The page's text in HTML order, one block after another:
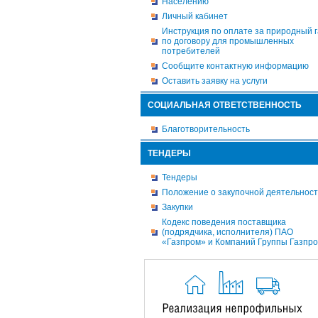
Личный кабинет
Инструкция по оплате за природный
по договору для промышленных
потребителей
Сообщите контактную информацию
Оставить заявку на услуги
СОЦИАЛЬНАЯ ОТВЕТСТВЕННОСТЬ
Благотворительность
ТЕНДЕРЫ
Тендеры
Положение о закупочной
Закупки
Кодекс поведения поставщика
(подрядчика, исполнителя) ПАО
«Газпром» и Компаний Группы